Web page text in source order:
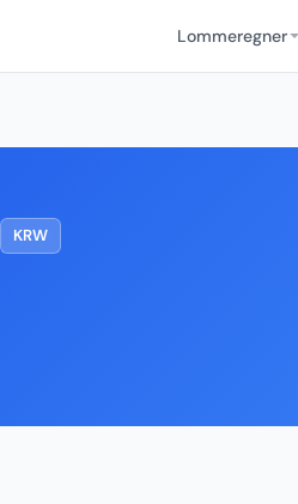
Lommeregner
KRW